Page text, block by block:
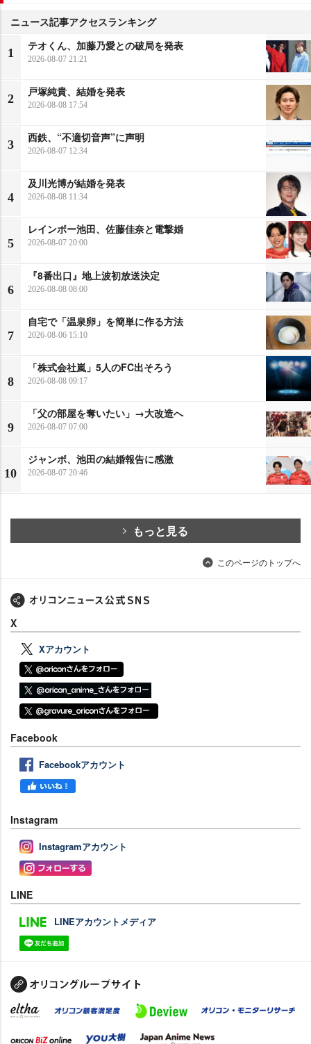
ニュース記事アクセスランキング
1
テオくん、加藤乃愛との破局を発表
2026-08-07 21:21
2
戸塚純貴、結婚を発表
2026-08-08 17:54
3
西鉄、“不適切音声”に声明
2026-08-07 12:34
4
及川光博が結婚を発表
2026-08-08 11:34
5
レインボー池田、佐藤佳奈と電撃婚
2026-08-07 20:00
6
『8番出口』地上波初放送決定
2026-08-08 08:00
7
自宅で「温泉卵」を簡単に作る方法
2026-08-06 15:10
8
「株式会社嵐」5人のFC出そろう
2026-08-08 09:17
9
「父の部屋を奪いたい」→大改造へ
2026-08-07 07:00
10
ジャンボ、池田の結婚報告に感激
2026-08-07 20:46
もっと見る
このページのトップへ
X
Xアカウント
Facebook
Facebookアカウント
Instagram
Instagramアカウント
LINE
LINEアカウントメディア